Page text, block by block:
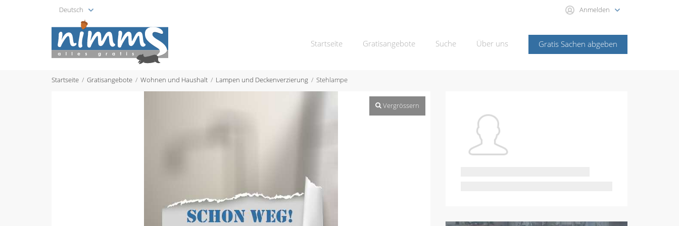
Deutsch Anmelden
Gratis Sachen abgeben
Startseite Gratisangebote Suche Über uns
Startseite Gratisangebote Wohnen und Haushalt Lampen und Deckenverzierung Stehlampe
Vergrössern